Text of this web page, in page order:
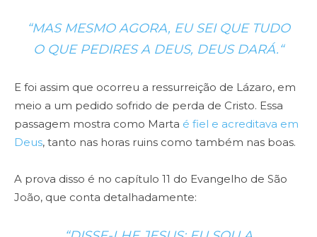
“MAS MESMO AGORA, EU SEI QUE TUDO
O QUE PEDIRES A DEUS, DEUS DARÁ.“
E foi assim que ocorreu a ressurreição de Lázaro, em
meio a um pedido sofrido de perda de Cristo. Essa
passagem mostra como Marta é fiel e acreditava em
Deus, tanto nas horas ruins como também nas boas.
A prova disso é no capítulo 11 do Evangelho de São
João, que conta detalhadamente: